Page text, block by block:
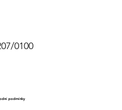
0100
podmínky